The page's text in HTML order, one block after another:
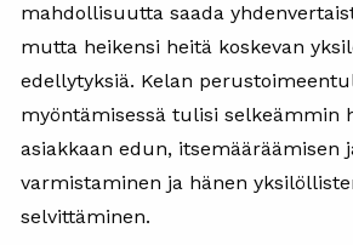
mahdollisuutta saada
mutta heikensi heitä koskevan
edellytyksiä. Kelan
myöntämisessä tulisi selkeämmin
asiakkaan edun, itsemääräämisen
varmistaminen ja hänen
selvittäminen.